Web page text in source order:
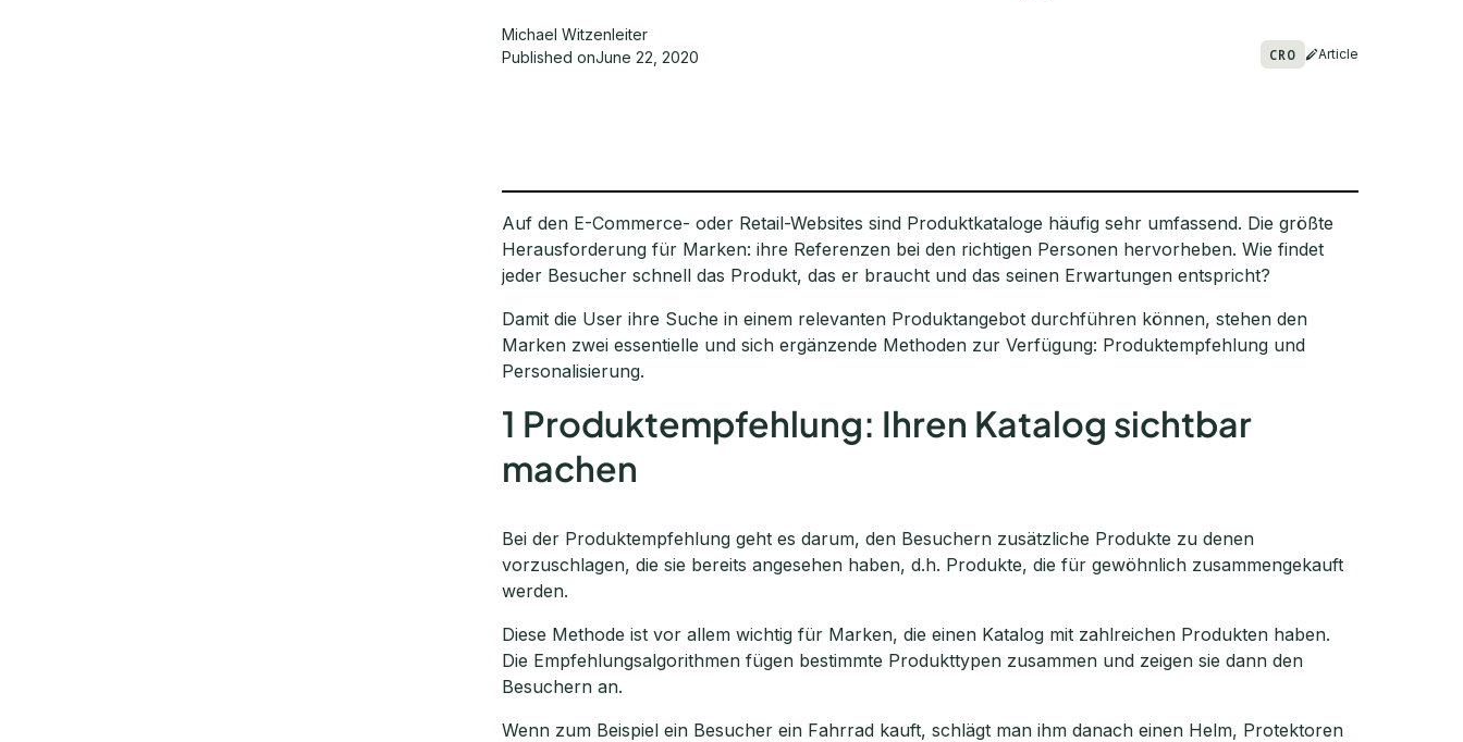
Michael Witzenleiter
Published onJune 22, 2020 CRO Article
Auf den E-Commerce- oder Retail-Websites sind Produktkataloge häufig sehr umfassend. Die größte
Herausforderung für Marken: ihre Referenzen bei den richtigen Personen hervorheben. Wie findet
jeder Besucher schnell das Produkt, das er braucht und das seinen Erwartungen entspricht?
Damit die User ihre Suche in einem relevanten Produktangebot durchführen können, stehen den
Marken zwei essentielle und sich ergänzende Methoden zur Verfügung: Produktempfehlung und
Personalisierung.
1 Produktempfehlung: Ihren Katalog sichtbar
machen
Bei der Produktempfehlung geht es darum, den Besuchern zusätzliche Produkte zu denen
vorzuschlagen, die sie bereits angesehen haben, d.h. Produkte, die für gewöhnlich zusammengekauft
werden.
Diese Methode ist vor allem wichtig für Marken, die einen Katalog mit zahlreichen Produkten haben.
Die Empfehlungsalgorithmen fügen bestimmte Produkttypen zusammen und zeigen sie dann den
Besuchern an.
Wenn zum Beispiel ein Besucher ein Fahrrad kauft, schlägt man ihm danach einen Helm, Protektoren